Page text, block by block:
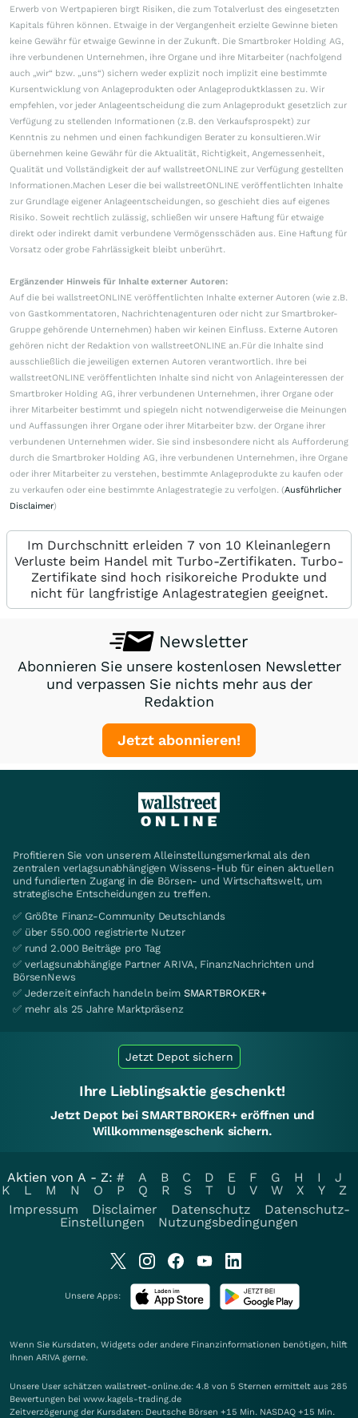
Erwerb von Wertpapieren birgt Risiken, die zum Totalverlust des eingesetzten
Kapitals führen können. Etwaige in der Vergangenheit erzielte Gewinne bieten
keine Gewähr für etwaige Gewinne in der Zukunft. Die Smartbroker Holding AG,
ihre verbundenen Unternehmen, ihre Organe und ihre Mitarbeiter (nachfolgend
auch „wir“ bzw. „uns“) sichern weder explizit noch implizit eine bestimmte
Kursentwicklung von Anlageprodukten oder Anlageproduktklassen zu. Wir
empfehlen, vor jeder Anlageentscheidung die zum Anlageprodukt gesetzlich zur
Verfügung zu stellenden Informationen (z.B. den Verkaufsprospekt) zur
Kenntnis zu nehmen und einen fachkundigen Berater zu konsultieren.Wir
übernehmen keine Gewähr für die Aktualität, Richtigkeit, Angemessenheit,
Qualität und Vollständigkeit der auf wallstreetONLINE zur Verfügung gestellten
Informationen.Machen Leser die bei wallstreetONLINE veröffentlichten Inhalte
zur Grundlage eigener Anlageentscheidungen, so geschieht dies auf eigenes
Risiko. Soweit rechtlich zulässig, schließen wir unsere Haftung für etwaige
direkt oder indirekt damit verbundene Vermögensschäden aus. Eine Haftung für
Vorsatz oder grobe Fahrlässigkeit bleibt unberührt.
Ergänzender Hinweis für Inhalte externer Autoren:
Auf die bei wallstreetONLINE veröffentlichten Inhalte externer Autoren (wie z.B.
von Gastkommentatoren, Nachrichtenagenturen oder nicht zur Smartbroker-
Gruppe gehörende Unternehmen) haben wir keinen Einfluss. Externe Autoren
gehören nicht der Redaktion von wallstreetONLINE an.Für die Inhalte sind
ausschließlich die jeweiligen externen Autoren verantwortlich. Ihre bei
wallstreetONLINE veröffentlichten Inhalte sind nicht von Anlageinteressen der
Smartbroker Holding AG, ihrer verbundenen Unternehmen, ihrer Organe oder
ihrer Mitarbeiter bestimmt und spiegeln nicht notwendigerweise die Meinungen
und Auffassungen ihrer Organe oder ihrer Mitarbeiter bzw. der Organe ihrer
verbundenen Unternehmen wider. Sie sind insbesondere nicht als Aufforderung
durch die Smartbroker Holding AG, ihre verbundenen Unternehmen, ihre Organe
oder ihrer Mitarbeiter zu verstehen, bestimmte Anlageprodukte zu kaufen oder
zu verkaufen oder eine bestimmte Anlagestrategie zu verfolgen. (Ausführlicher
Disclaimer)
Im Durchschnitt erleiden 7 von 10 Kleinanlegern
Verluste beim Handel mit Turbo-Zertifikaten. Turbo-
Zertifikate sind hoch risikoreiche Produkte und
nicht für langfristige Anlagestrategien geeignet.
Newsletter
Abonnieren Sie unsere kostenlosen Newsletter
und verpassen Sie nichts mehr aus der
Redaktion
Jetzt abonnieren!
Profitieren Sie von unserem Alleinstellungsmerkmal als den
zentralen verlagsunabhängigen Wissens-Hub für einen aktuellen
und fundierten Zugang in die Börsen- und Wirtschaftswelt, um
strategische Entscheidungen zu treffen.
✅ Größte Finanz-Community Deutschlands
✅ über 550.000 registrierte Nutzer
✅ rund 2.000 Beiträge pro Tag
✅ verlagsunabhängige Partner ARIVA, FinanzNachrichten und
BörsenNews
✅ Jederzeit einfach handeln beim SMARTBROKER+
✅ mehr als 25 Jahre Marktpräsenz
Jetzt Depot sichern
Ihre Lieblingsaktie geschenkt!
Jetzt Depot bei SMARTBROKER+ eröffnen und
Willkommensgeschenk sichern.
Aktien von A - Z: # A B C D E F G H I
J
K
L M N O P Q R S T U V W X Y
Z
Impressum
Disclaimer Datenschutz
Datenschutz-
Einstellungen
Nutzungsbedingungen
Unsere Apps:
Wenn Sie Kursdaten, Widgets oder andere Finanzinformationen benötigen, hilft
Ihnen ARIVA gerne.
Unsere User schätzen wallstreet-online.de: 4.8 von 5 Sternen ermittelt aus 285
Bewertungen bei www.kagels-trading.de
Zeitverzögerung der Kursdaten: Deutsche Börsen +15 Min. NASDAQ +15 Min.